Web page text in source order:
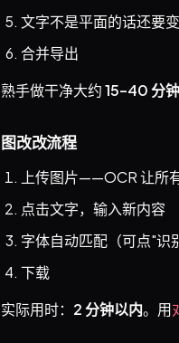
文字不是平面的话还要
合并导出
熟手做干净大约15–40 分钟
图改改流程
上传图片——OCR 让所
点击文字，输入新内容
字体自动匹配（可点"识
下载
实际用时： 2 分钟以内。用